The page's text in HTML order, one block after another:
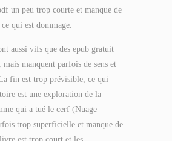
un peu trop courte et manque de
qui est dommage.
aussi vifs que des epub gratuit
mais manquent parfois de sens et
fin est trop prévisible, ce qui
est une exploration de la
qui a tué le cerf (Nuage
trop superficielle et manque de